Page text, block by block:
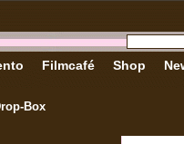
Box
Filmcafé Shop